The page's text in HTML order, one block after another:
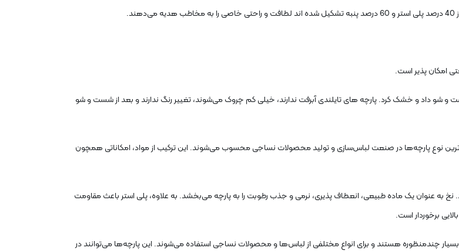
امکان پذیر است.
و شو داد و خشک کرد. پارچه های تایلندی آبرفت ندارند، خیلی کم چروک می‌شوند، تغییر رنگ ندارند و بعد از شست و شو
پرکاربردترین و پرطرفدارترین نوع پارچه‌ها در صنعت لباس‌سازی و تولید محصولات نساجی محسوب می‌شوند. این ترکیب از مواد، امکاناتی همچون
نخ به عنوان یک ماده طبیعی، انعطاف پذیری، نرمی و جذب رطوبت را به پارچه می‌بخشد. به علاوه، پلی استر باعث مقاومت
برخوردار است.
چندمنظوره هستند و برای انواع مختلفی از لباس‌ها و محصولات نساجی استفاده می‌شوند. این پارچه‌ها می‌توانند در